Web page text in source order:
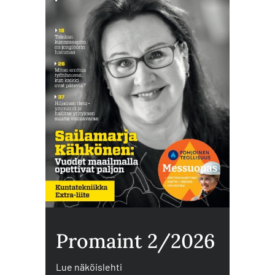
Promaint 2/2026
Lue näköislehti